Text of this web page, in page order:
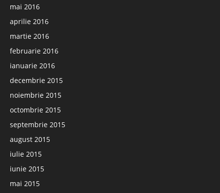
mai 2016
aprilie 2016
martie 2016
februarie 2016
ianuarie 2016
decembrie 2015
noiembrie 2015
octombrie 2015
septembrie 2015
august 2015
iulie 2015
iunie 2015
mai 2015